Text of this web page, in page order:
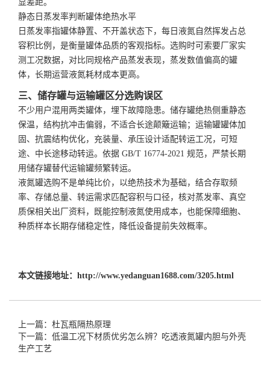
显差距。
静态日蒸发率判断罐体绝热水平
日蒸发率指罐体静置、不开盖状态下，每日液氮自然挥发占总
容积比例，是衡量罐体品质的客观指标。选购时可索要厂家实
测工况数据，对比同规格产品蒸发表现，蒸发数值偏高的罐
体，长期运营液氮耗材成本更高。
三、储存罐与运输罐区分选购误区
不少用户混用两类罐体，埋下故障隐患。储存罐绝热侧重静态
保温，结构抗冲击偏弱，不适合长途颠簸运输；运输罐罐体加
固、抗震结构优化，充装量、承压设计适配转运工况，可短
途、中长途移动转运。依据 GB/T 16774-2021 规范，严禁长期
用储存罐替代运输罐频繁转运。
液氮罐选购不是单纯比价，以绝热技术为基础，结合存取频
率、存储总量、转运需求匹配容积与口径，核对蒸发率、真空
质保相关出厂资料，既能控制液氮使用成本，也能保障细胞、
种质样本长期存储稳定性，降低设备提前失效概率。
本文链接地址： http://www.yedanguan1688.com/3205.html
上一篇：杜瓦瓶隔热原理
下一篇：低温工况下材质优劣怎么辨？吃透液氮罐内胆与外壳
生产工艺